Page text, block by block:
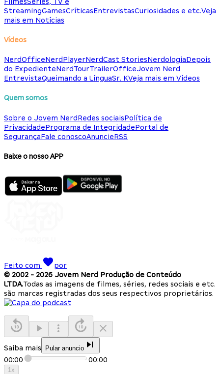
StreamingGamesCríticasEntrevistasCuriosidades e etc.Veja
mais em Notícias
Vídeos
NerdOfficeNerdPlayerNerdCast StoriesNerdologiaDepois
do ExpedienteNerdTourTrailerOfficeJovem Nerd
EntrevistaQueimando a LínguaSr. KVeja mais em Vídeos
Quem somos
Sobre o Jovem NerdRedes sociaisPolítica de
PrivacidadePrograma de IntegridadePortal de
SegurançaFale conoscoAnuncieRSS
Baixe o nosso APP
Feito com
por
© 2002 - 2026 Jovem Nerd Produção de Conteúdo
LTDA.Todas as imagens de filmes, séries, redes sociais e etc.
são marcas registradas dos seus respectivos proprietários.
Saiba mais Pular anuncio
00:00 00:00
1x